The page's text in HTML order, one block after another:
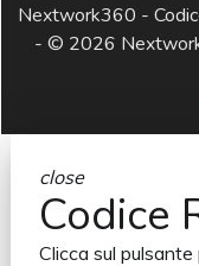
Nextwork360 -
- © 2026
close
Codice
Clicca sul pulsante